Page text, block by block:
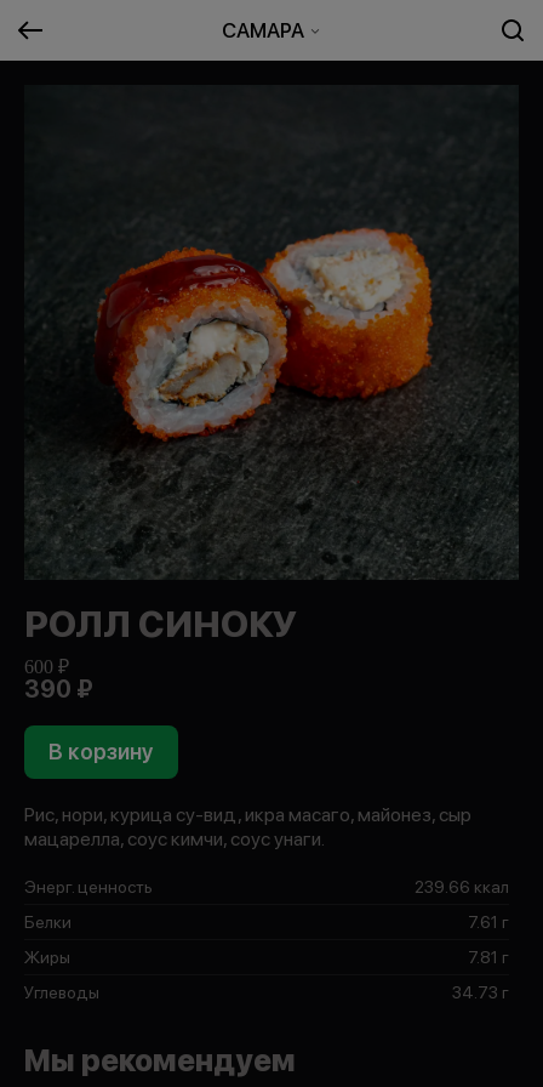
САМАРА
РОЛЛ СИНОКУ
600 ₽
390 ₽
В корзину
Рис, нори, курица су-вид, икра масаго, майонез, сыр
мацарелла, соус кимчи, соус унаги.
Энерг. ценность
239.66 ккал
Белки
7.61 г
Жиры
7.81 г
Углеводы
34.73 г
Мы рекомендуем